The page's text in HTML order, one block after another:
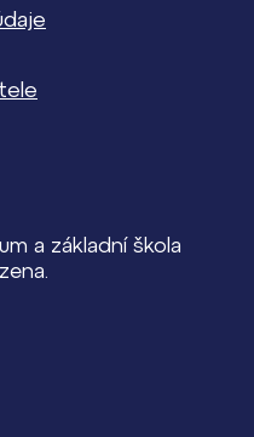
a základní škola